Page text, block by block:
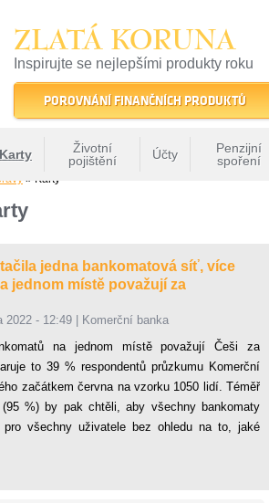
ZLATÁ KORUNA
Inspirujte se nejlepšími produkty roku
22 let tradice a kvality na finančním trhu
POROVNÁNÍ FINANČNÍCH PRODUKTŮ
Karty
Životní
pojištění
Účty
Penzijní
spoření
» Karty
jedna bankomatová síť, více
jednom místě považují za
2022 - 12:49
Komerční banka
na jednom místě považují Češi za
to 39 % respondentů průzkumu Komerční
začátkem června na vzorku 1050 lidí. Téměř
%) by pak chtěli, aby všechny bankomaty
pro všechny uživatele bez ohledu na to, jaké